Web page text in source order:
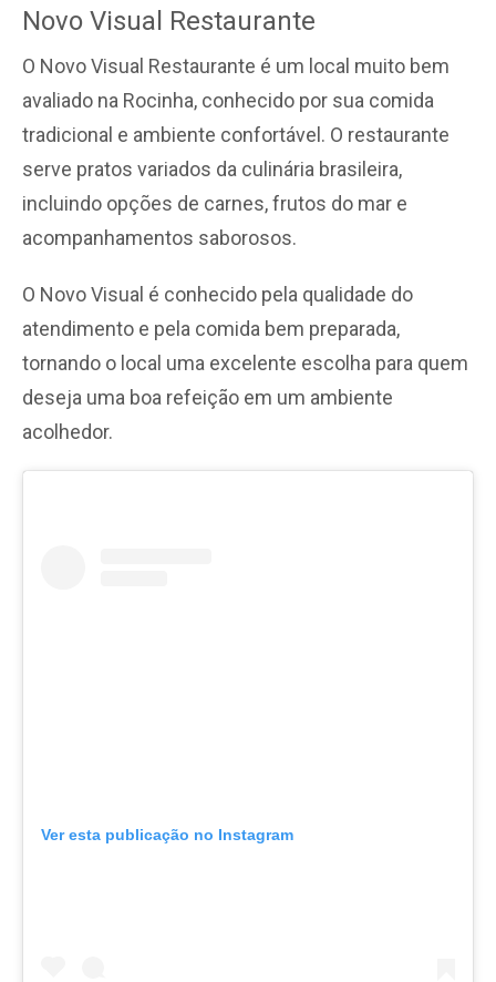
Novo Visual Restaurante
O Novo Visual Restaurante é um local muito bem
avaliado na Rocinha, conhecido por sua comida
tradicional e ambiente confortável. O restaurante
serve pratos variados da culinária brasileira,
incluindo opções de carnes, frutos do mar e
acompanhamentos saborosos.
O Novo Visual é conhecido pela qualidade do
atendimento e pela comida bem preparada,
tornando o local uma excelente escolha para quem
deseja uma boa refeição em um ambiente
acolhedor.
Ver esta publicação no Instagram